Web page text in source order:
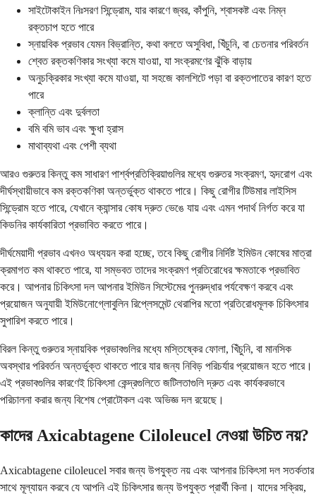
সাইটোকাইন নিঃসরণ সিন্ড্রোম, যার কারণে জ্বর, কাঁপুনি, শ্বাসকষ্ট এবং নিম্ন
রক্তচাপ হতে পারে
স্নায়বিক প্রভাব যেমন বিভ্রান্তি, কথা বলতে অসুবিধা, খিঁচুনি, বা চেতনার পরিবর্তন
শ্বেত রক্তকণিকার সংখ্যা কমে যাওয়া, যা সংক্রমণের ঝুঁকি বাড়ায়
অনুচক্রিকার সংখ্যা কমে যাওয়া, যা সহজে কালশিটে পড়া বা রক্তপাতের কারণ হতে
পারে
ক্লান্তি এবং দুর্বলতা
বমি বমি ভাব এবং ক্ষুধা হ্রাস
মাথাব্যথা এবং পেশী ব্যথা
আরও গুরুতর কিন্তু কম সাধারণ পার্শ্বপ্রতিক্রিয়াগুলির মধ্যে গুরুতর সংক্রমণ, হৃদরোগ এবং
দীর্ঘস্থায়ীভাবে কম রক্তকণিকা অন্তর্ভুক্ত থাকতে পারে। কিছু রোগীর টিউমার লাইসিস
সিন্ড্রোম হতে পারে, যেখানে ক্যান্সার কোষ দ্রুত ভেঙে যায় এবং এমন পদার্থ নির্গত করে যা
কিডনির কার্যকারিতা প্রভাবিত করতে পারে।
দীর্ঘমেয়াদী প্রভাব এখনও অধ্যয়ন করা হচ্ছে, তবে কিছু রোগীর নির্দিষ্ট ইমিউন কোষের মাত্রা
ক্রমাগত কম থাকতে পারে, যা সম্ভবত তাদের সংক্রমণ প্রতিরোধের ক্ষমতাকে প্রভাবিত
করে। আপনার চিকিৎসা দল আপনার ইমিউন সিস্টেমের পুনরুদ্ধার পর্যবেক্ষণ করবে এবং
প্রয়োজন অনুযায়ী ইমিউনোগ্লোবুলিন রিপ্লেসমেন্ট থেরাপির মতো প্রতিরোধমূলক চিকিৎসার
সুপারিশ করতে পারে।
বিরল কিন্তু গুরুতর স্নায়বিক প্রভাবগুলির মধ্যে মস্তিষ্কের ফোলা, খিঁচুনি, বা মানসিক
অবস্থার পরিবর্তন অন্তর্ভুক্ত থাকতে পারে যার জন্য নিবিড় পরিচর্যার প্রয়োজন হতে পারে।
এই প্রভাবগুলির কারণেই চিকিৎসা কেন্দ্রগুলিতে জটিলতাগুলি দ্রুত এবং কার্যকরভাবে
পরিচালনা করার জন্য বিশেষ প্রোটোকল এবং অভিজ্ঞ দল রয়েছে।
কাদের Axicabtagene Ciloleucel নেওয়া উচিত নয়?
Axicabtagene ciloleucel সবার জন্য উপযুক্ত নয় এবং আপনার চিকিৎসা দল সতর্কতার
সাথে মূল্যায়ন করবে যে আপনি এই চিকিৎসার জন্য উপযুক্ত প্রার্থী কিনা। যাদের সক্রিয়,